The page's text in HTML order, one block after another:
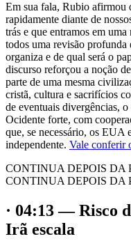
Em sua fala, Rubio afirmou
rapidamente diante de
trás e que entramos em
todos uma revisão profunda
organiza e de qual será o
discurso reforçou a noção
parte de uma mesma
cristã, cultura e sacrifícios
de eventuais divergências,
Ocidente forte, com
que, se necessário, os EUA
independente. Vale conferir
CONTINUA DEPOIS DA
CONTINUA DEPOIS DA
· 04:13 — Risco
Irã escala